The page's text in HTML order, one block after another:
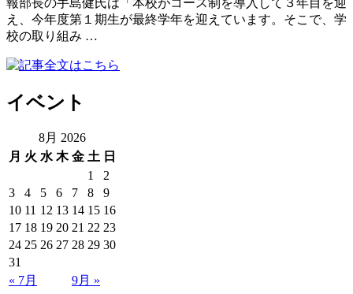
え、今年度第１期生が最終学年を迎えています。そこで、学
校の取り組み …
イベント
8月 2026
月 火 水 木 金 土 日
1
2
3
4 5 6 7 8
9
10 11 12 13 14 15 16
17 18 19 20 21 22 23
24 25 26 27 28 29 30
31
« 7月
9月 »